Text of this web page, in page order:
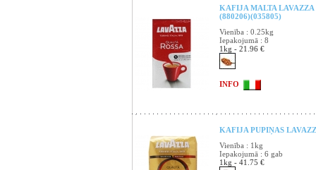
KAFIJA MALTA
(880206)(035805)
Vienība : 0.25kg
Iepakojumā : 8
1kg - 21.96 €
INFO
KAFIJA PUPIŅAS
Vienība : 1kg
Iepakojumā : 6 gab
1kg - 41.75 €